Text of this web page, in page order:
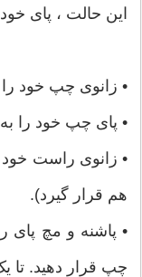
این حالت ، پای
• زانوی چپ خود
• پای چپ خود را
• زانوی راست
هم قرار گیرد).
• پاشنه و مچ
چپ قرار دهید. تا